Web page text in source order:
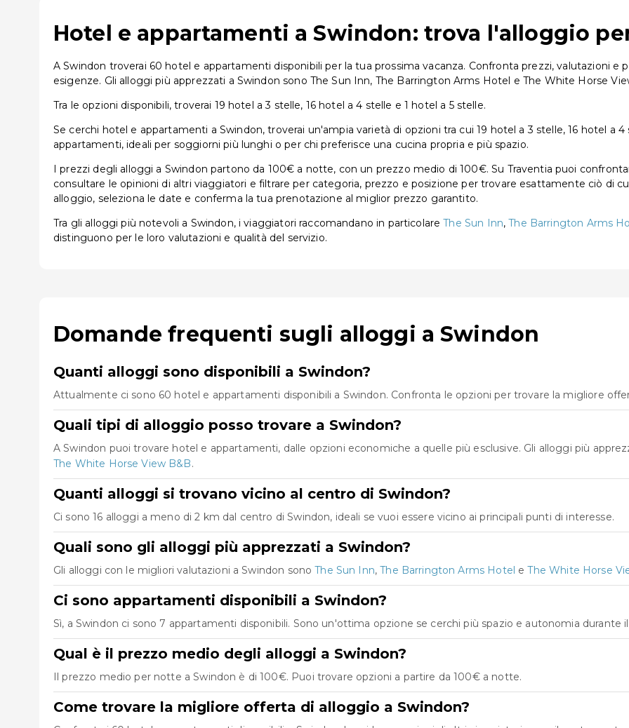
Hotel e appartamenti a Swindon: trova l'alloggio
A Swindon troverai 60 hotel e appartamenti disponibili per la tua prossima vacanza. Confronta prezzi, valutazioni e
esigenze. Gli alloggi più apprezzati a Swindon sono The Sun Inn, The Barrington Arms Hotel e The White Horse
Tra le opzioni disponibili, troverai 19 hotel a 3 stelle, 16 hotel a 4 stelle e 1 hotel a 5 stelle.
Se cerchi hotel e appartamenti a Swindon, troverai un'ampia varietà di opzioni tra cui 19 hotel a 3 stelle, 16 hotel a
appartamenti, ideali per soggiorni più lunghi o per chi preferisce una cucina propria e più spazio.
I prezzi degli alloggi a Swindon partono da 100€ a notte, con un prezzo medio di 100€. Su Traventia puoi
consultare le opinioni di altri viaggiatori e filtrare per categoria, prezzo e posizione per trovare esattamente ciò di
alloggio, seleziona le date e conferma la tua prenotazione al miglior prezzo garantito.
Tra gli alloggi più notevoli a Swindon, i viaggiatori raccomandano in particolareThe Sun Inn,The Barrington Arms
distinguono per le loro valutazioni e qualità del servizio.
Domande frequenti sugli alloggi a Swindon
Quanti alloggi sono disponibili a Swindon?
Attualmente ci sono 60 hotel e appartamenti disponibili a Swindon. Confronta le opzioni per trovare la migliore
Quali tipi di alloggio posso trovare a Swindon?
A Swindon puoi trovare hotel e appartamenti, dalle opzioni economiche a quelle più esclusive. Gli alloggi più
The White Horse View B&B.
Quanti alloggi si trovano vicino al centro di Swindon?
Ci sono 16 alloggi a meno di 2 km dal centro di Swindon, ideali se vuoi essere vicino ai principali punti di interesse.
Quali sono gli alloggi più apprezzati a Swindon?
Gli alloggi con le migliori valutazioni a Swindon sonoThe Sun Inn,The Barrington Arms Hotel eThe White Horse
Ci sono appartamenti disponibili a Swindon?
Sì, a Swindon ci sono 7 appartamenti disponibili. Sono un'ottima opzione se cerchi più spazio e autonomia durante
Qual è il prezzo medio degli alloggi a Swindon?
Il prezzo medio per notte a Swindon è di 100€. Puoi trovare opzioni a partire da 100€ a notte.
Come trovare la migliore offerta di alloggio a Swindon?